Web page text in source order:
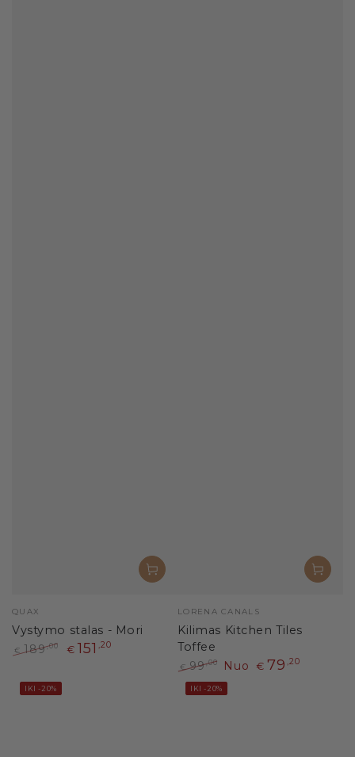
Pardavėjas:
QUAX
Vystymo stalas - Mori
kaina
€ 189,00 € 151 ,20
Pardavėjas:
LORENA CANALS
Kilimas Kitchen Tiles
Toffee
Paprasta
kaina
€ 99,00
Išpardavimo
kaina
Nuo € 79 ,20
IKI -20% IKI -20%